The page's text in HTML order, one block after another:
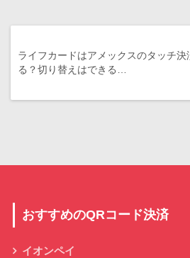
ライフカードはアメックスのタッチ決
る？切り替えはできる…
おすすめのQRコード決済
イオンペイ